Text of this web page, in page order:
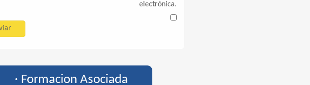
electrónica.
· Formacion Asociada